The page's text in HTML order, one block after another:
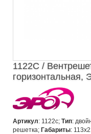
1122С /
горизонтальная,
Артикул: 1122с; Тип:
решетка; Габариты: